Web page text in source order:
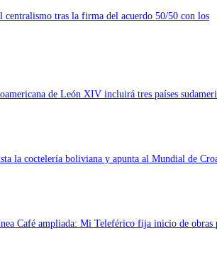
centralismo tras la firma del acuerdo 50/50 con los
de León XIV incluirá tres países
la coctelería boliviana y apunta al Mundial de
Café ampliada: Mi Teleférico fija inicio de obras